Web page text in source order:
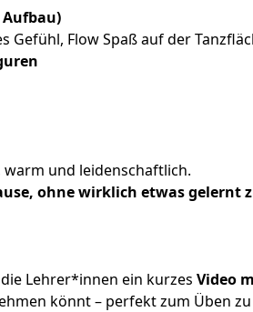
Gefühl, Flow Spaß auf der
warm und leidenschaftlich.
ohne wirklich etwas gelernt
Lehrer*innen ein kurzes Video
könnt – perfekt zum Üben zu